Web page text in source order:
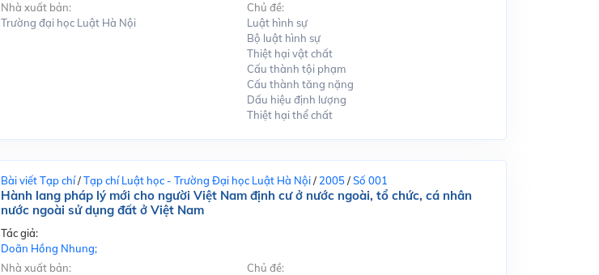
Nhà xuất bản:
Trường đại học Luật Hà Nội
Chủ đề:
Luật hình sự
Bộ luật hình sự
Thiệt hại vật chất
Cấu thành tội phạm
Cấu thành tăng nặng
Dấu hiệu định lượng
Thiệt hại thể chất
Bài viết Tạp chí/Tạp chí Luật học - Trường Đại học Luật Hà Nội/ 2005/Số 001
Hành lang pháp lý mới cho người Việt Nam định cư ở nước ngoài, tổ chức, cá nhân
nước ngoài sử dụng đất ở Việt Nam
Tác giả:
Doãn Hồng Nhung;
Nhà xuất bản:
Chủ đề: